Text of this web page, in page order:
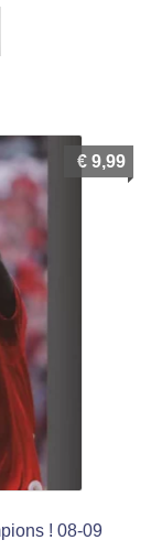
! 08-09
€ 9,99